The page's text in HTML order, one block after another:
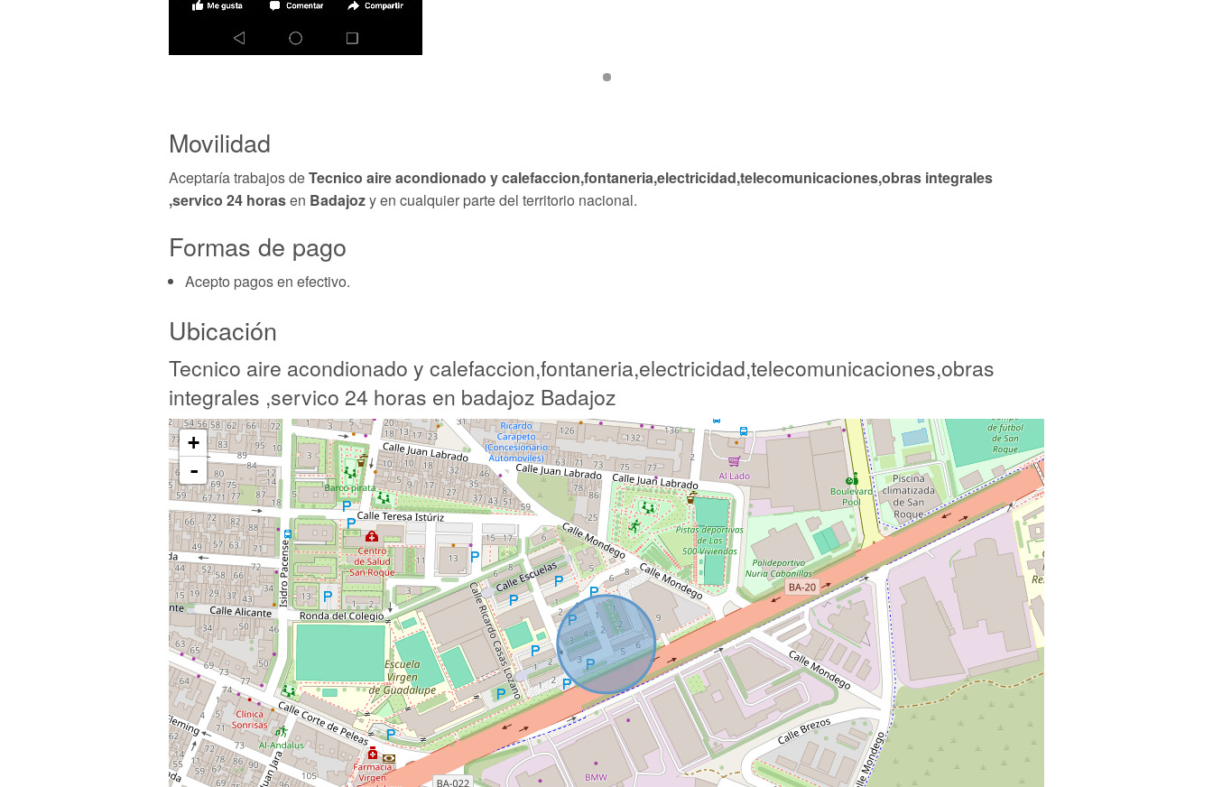
Movilidad
Aceptaría trabajos deTecnico aire acondionado y calefaccion,fontaneria,electricidad,telecomunicaciones,obras integrales
,servico 24 horasen Badajozy en cualquier parte del territorio nacional.
Formas de pago
Acepto pagos en efectivo.
Ubicación
Tecnico aire acondionado y calefaccion,fontaneria,electricidad,telecomunicaciones,obras
integrales ,servico 24 horas en badajoz Badajoz
+
-